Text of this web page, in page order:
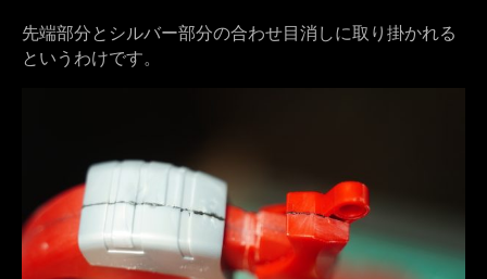
先端部分とシルバー部分の合わせ目消しに取り掛かれる
というわけです。